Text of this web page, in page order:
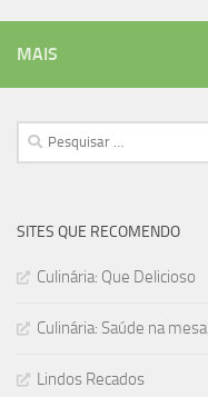
MAIS
Pesquisar
por:
SITES QUE RECOMENDO
Culinária: Que Delicioso
Culinária: Saúde na mesa
Lindos Recados